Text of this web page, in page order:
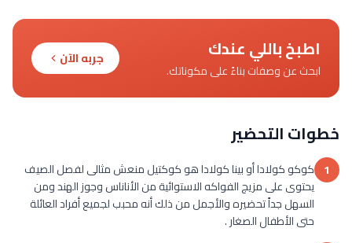
اطبخ باللي عندك
ابحث عن وصفات بناءً على مكوناتك.
جربه الآن
خطوات التحضير
1 كوكو كولادا أو بينا كولادا هو كوكتيل منعش مثالى لفصل الصيف
يحتوى على مزيج الفواكه الاستوائية من الأناناس وجوز الهند ومن
السهل جداً تحضيره والأجمل من ذلك أنه محبب لجميع أفراد العائلة
حتى الأطفال الصغار .